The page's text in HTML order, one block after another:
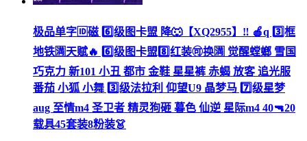
极品单字🆔磁 6️⃣级图卡盟 降🐺【XQ2955】‼ 🍎q 3️⃣框
地铁🈵天赋🔥 6️⃣级图卡盟8️⃣红装🉑换🈵 觉醒螳螂 雪国
巧克力 新101 小丑 都市 金鞋 星星裤 赤蝎 放客 追光服
番茄 小狐 小舞 3️⃣级法拉利 仰望U9 晶梦马 7️⃣级星梦
aug 至情m4 圣卫者 精灵狗砸 暮色 仙逆 星际m4 40🔫20
载具45套装8粉装👗